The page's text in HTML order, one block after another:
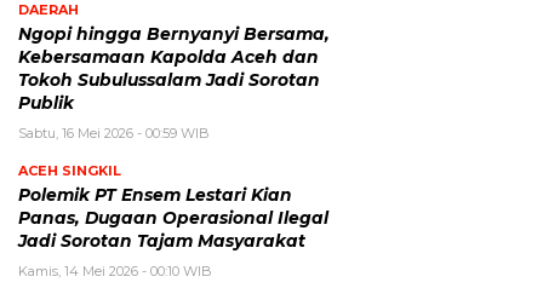
DAERAH
Ngopi hingga Bernyanyi Bersama,
Kebersamaan Kapolda Aceh dan
Tokoh Subulussalam Jadi Sorotan
Publik
Sabtu, 16 Mei 2026 - 00:59 WIB
ACEH SINGKIL
Polemik PT Ensem Lestari Kian
Panas, Dugaan Operasional Ilegal
Jadi Sorotan Tajam Masyarakat
Kamis, 14 Mei 2026 - 00:10 WIB